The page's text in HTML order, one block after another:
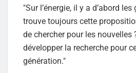
"Sur l’énergie, il y a d’abord
trouve toujours cette
de chercher pour les nouvelles
développer la recherche pour
génération."